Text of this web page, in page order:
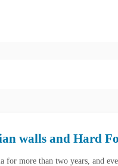
walls and Hard
for more than two years, and